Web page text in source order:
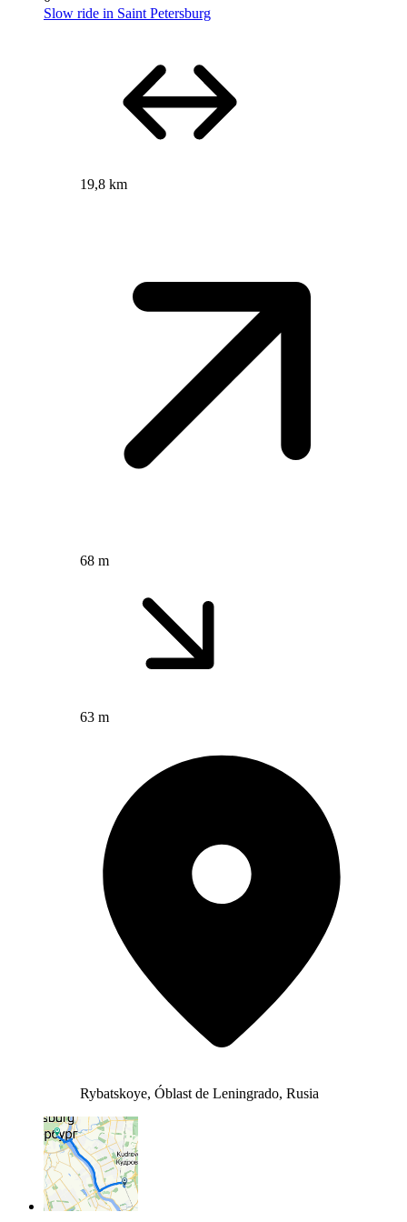
Slow ride in Saint Petersburg
19,8 km
68 m
63 m
Rybatskoye, Óblast de Leningrado, Rusia